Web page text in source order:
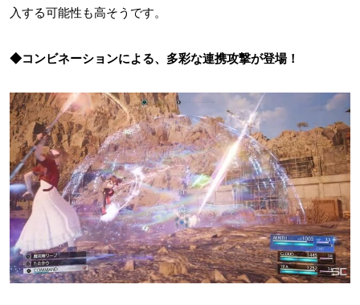
入する可能性も高そうです。
◆コンビネーションによる、多彩な連携攻撃が登場！